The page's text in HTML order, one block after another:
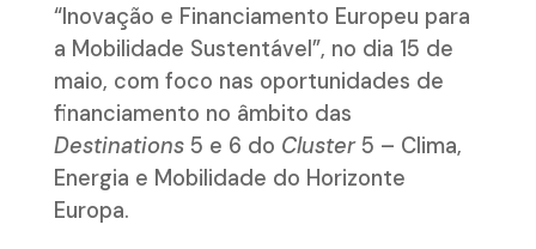
“Inovação e Financiamento Europeu para
a Mobilidade Sustentável”, no dia 15 de
maio, com foco nas oportunidades de
financiamento no âmbito das
Destinations 5 e 6 do Cluster5 – Clima,
Energia e Mobilidade do Horizonte
Europa.